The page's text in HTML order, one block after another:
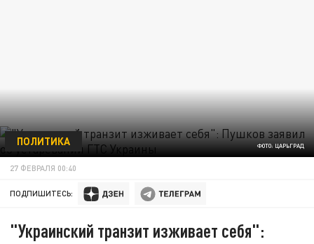
ФОТО: ЦАРЬГРАД
ПОЛИТИКА
27 ФЕВРАЛЯ 00:40
ПОДПИШИТЕСЬ:
"Украинский транзит изживает себя":